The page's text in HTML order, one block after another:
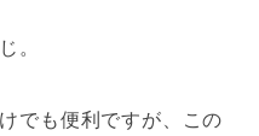
。
でも便利ですが、この